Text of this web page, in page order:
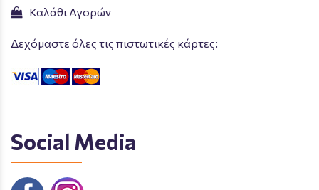
Καλάθι Αγορών
Δεχόμαστε όλες τις πιστωτικές κάρτες:
Social Media